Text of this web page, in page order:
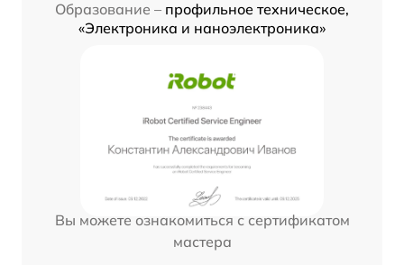
Образование – профильное техническое,
«Электроника и наноэлектроника»
Вы можете ознакомиться с сертификатом
мастера